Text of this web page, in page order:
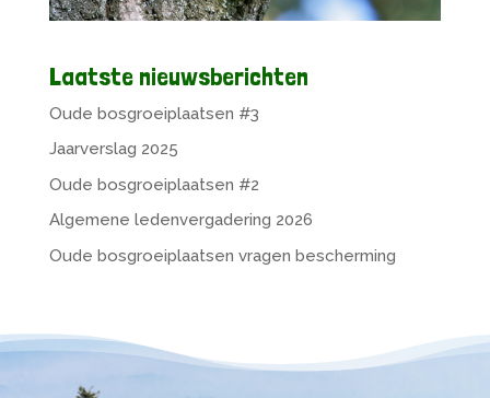
Laatste nieuwsberichten
Oude bosgroeiplaatsen #3
Jaarverslag 2025
Oude bosgroeiplaatsen #2
Algemene ledenvergadering 2026
Oude bosgroeiplaatsen vragen bescherming